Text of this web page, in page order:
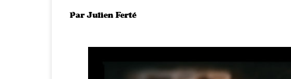
ParJulien Ferté